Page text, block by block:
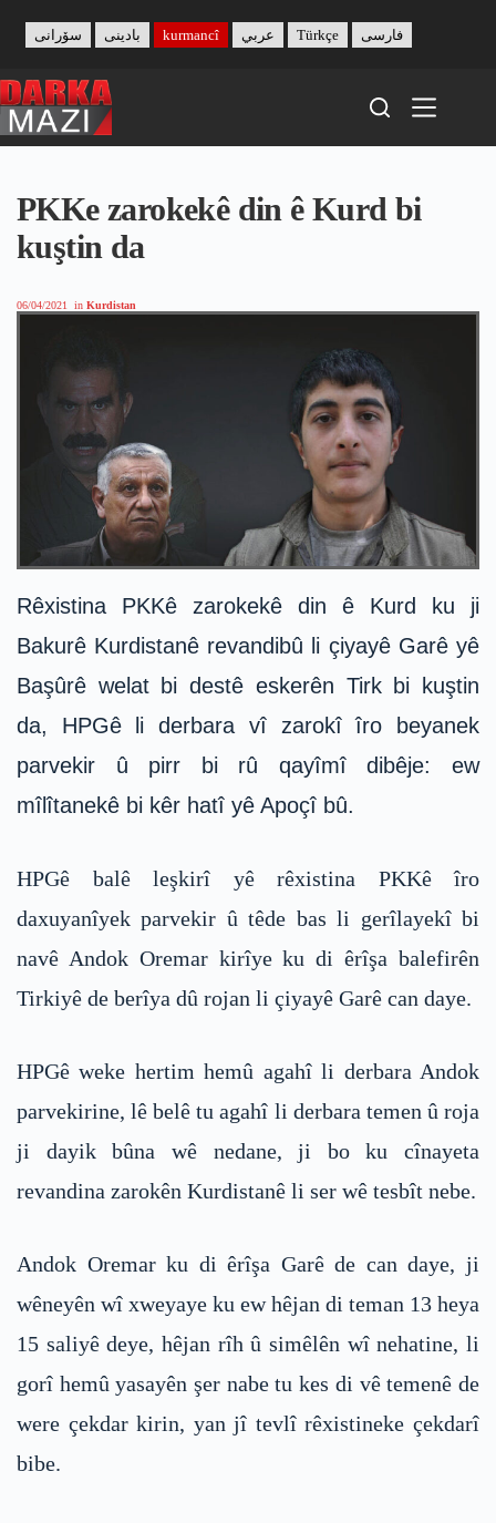
content
بادینی سۆرانی kurmancî عربي Türkçe فارسی
PKKe zarokekê din ê Kurd bi
kuştin da
06/04/2021 in Kurdistan
Rêxistina PKKê zarokekê din ê Kurd ku ji
Bakurê Kurdistanê revandibû li çiyayê Garê yê
Başûrê welat bi destê eskerên Tirk bi kuştin
da, HPGê li derbara vî zarokî îro beyanek
parvekir û pirr bi rû qayîmî dibêje: ew
mîlîtanekê bi kêr hatî yê Apoçî bû.
HPGê balê leşkirî yê rêxistina PKKê îro
daxuyanîyek parvekir û têde bas li gerîlayekî bi
navê Andok Oremar kirîye ku di êrîşa balefirên
Tirkiyê de berîya dû rojan li çiyayê Garê can daye.
HPGê weke hertim hemû agahî li derbara Andok
parvekirine, lê belê tu agahî li derbara temen û roja
ji dayik bûna wê nedane, ji bo ku cînayeta
revandina zarokên Kurdistanê li ser wê tesbît nebe.
Andok Oremar ku di êrîşa Garê de can daye, ji
wêneyên wî xweyaye ku ew hêjan di teman 13 heya
15 saliyê deye, hêjan rîh û simêlên wî nehatine, li
gorî hemû yasayên şer nabe tu kes di vê temenê de
were çekdar kirin, yan jî tevlî rêxistineke çekdarî
bibe.